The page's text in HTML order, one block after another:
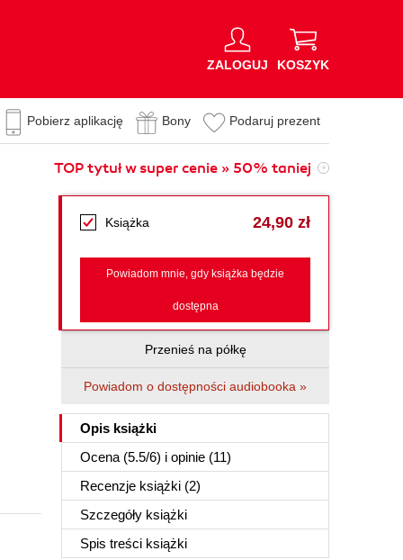
ZALOGUJ KOSZYK
Pobierz aplikację Bony Podaruj prezent
TOP tytuł w super cenie » 50% taniej
Książka 24,90 zł
Powiadom mnie, gdy książka będzie
dostępna
Przenieś na półkę
Powiadom o dostępności audiobooka »
Opis książki
Ocena (5.5/6) i opinie (11)
Recenzje książki (2)
Szczegóły książki
Spis treści książki